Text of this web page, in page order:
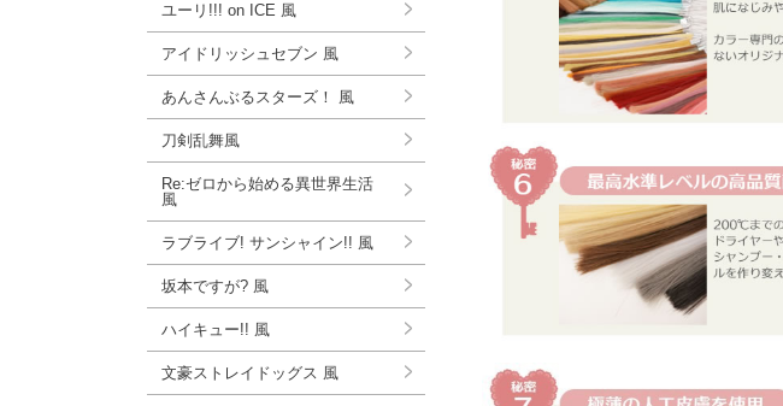
ユーリ!!! on ICE 風
アイドリッシュセブン 風
あんさんぶるスターズ！ 風
刀剣乱舞風
Re:ゼロから始める異世界生活
風
ラブライブ! サンシャイン!! 風
坂本ですが? 風
ハイキュー!! 風
文豪ストレイドッグス 風